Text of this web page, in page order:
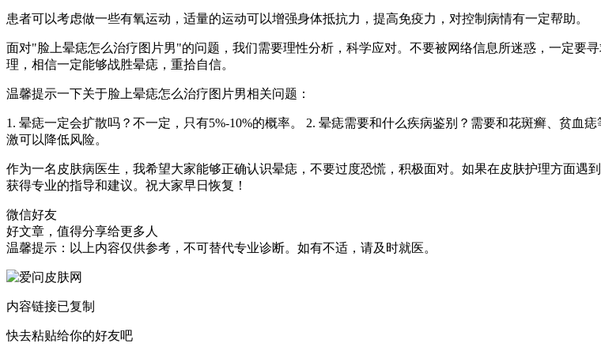
患者可以考虑做一些有氧运动，适量的运动可以增强身体抵抗力，提高免疫力，对控制病情有一定帮助。
面对"脸上晕痣怎么治疗图片男"的问题，我们需要理性分析，科学应对。不要被网络信息所迷惑，一定要
理，相信一定能够战胜晕痣，重拾自信。
温馨提示一下关于脸上晕痣怎么治疗图片男相关问题：
1. 晕痣一定会扩散吗？不一定，只有5%-10%的概率。 2. 晕痣需要和什么疾病鉴别？需要和花斑癣、贫血
激可以降低风险。
作为一名皮肤病医生，我希望大家能够正确认识晕痣，不要过度恐慌，积极面对。如果在皮肤护理方面遇
获得专业的指导和建议。祝大家早日恢复！
微信好友
好文章，值得分享给更多人
温馨提示：以上内容仅供参考，不可替代专业诊断。如有不适，请及时就医。
内容链接已复制
快去粘贴给你的好友吧